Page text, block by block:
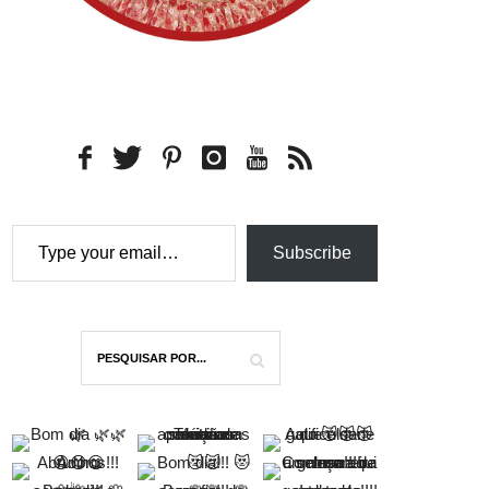
Type your email…
Subscribe